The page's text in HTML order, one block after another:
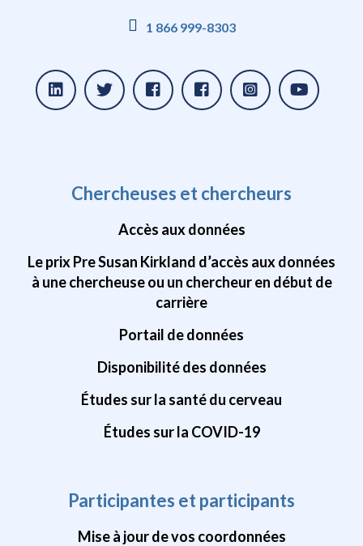
1 866 999-8303
Chercheuses et chercheurs
Accès aux données
Le prix Pre Susan Kirkland d’accès aux données
à une chercheuse ou un chercheur en début de
carrière
Portail de données
Disponibilité des données
Études sur la santé du cerveau
Études sur la COVID-19
Participantes et participants
Mise à jour de vos coordonnées